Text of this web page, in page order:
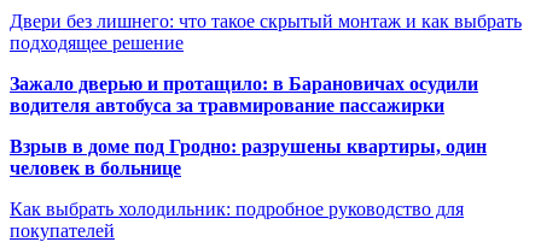
Двери без лишнего: что такое скрытый монтаж и как выбрать
подходящее решение
Зажало дверью и протащило: в Барановичах осудили
водителя автобуса за травмирование пассажирки
Взрыв в доме под Гродно: разрушены квартиры, один
человек в больнице
Как выбрать холодильник: подробное руководство для
покупателей